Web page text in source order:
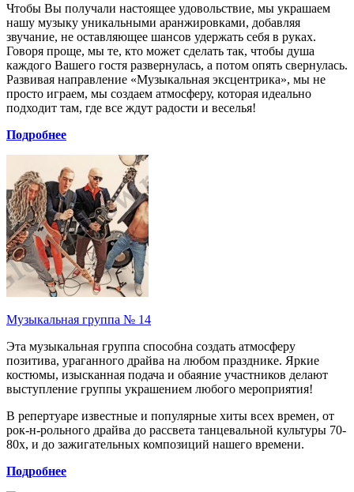
Чтобы Вы получали настоящее удовольствие, мы украшаем
нашу музыку уникальными аранжировками, добавляя
звучание, не оставляющее шансов удержать себя в руках.
Говоря проще, мы те, кто может сделать так, чтобы душа
каждого Вашего гостя развернулась, а потом опять свернулась.
Развивая направление «Музыкальная эксцентрика», мы не
просто играем, мы создаем атмосферу, которая идеально
подходит там, где все ждут радости и веселья!
Подробнее
Музыкальная группа № 14
Эта музыкальная группа способна создать атмосферу
позитива, ураганного драйва на любом празднике. Яркие
костюмы, изысканная подача и обаяние участников делают
выступление группы украшением любого мероприятия!
В репертуаре известные и популярные хиты всех времен, от
рок-н-рольного драйва до рассвета танцевальной культуры 70-
80х, и до зажигательных композиций нашего времени.
Подробнее